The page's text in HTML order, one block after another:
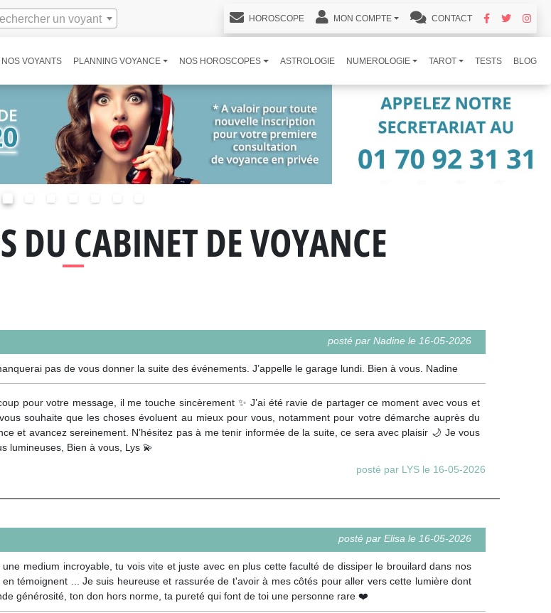
un voyant HOROSCOPE MON COMPTE CONTACT
VOYANTS PLANNING VOYANCE NOS HOROSCOPES ASTROLOGIE NUMEROLOGIE TAROT TESTS BLOG
DU CABINET DE VOYANCE
posté par Nadine le 16-05-2026
pas de vous donner la suite des événements. J’appelle le garage lundi. Bien à vous. Nadine
pour votre message, il me touche sincèrement ✨ J’ai été ravie de partager ce moment avec vous et
souhaite que les choses évoluent au mieux pour vous, notamment pour votre démarche auprès du
et avancez sereinement. N’hésitez pas à me tenir informée de la suite, ce sera avec plaisir 🌙 Je vous
lumineuses, Bien à vous, Lys 💫
posté par LYS le 16-05-2026
posté par Elisa le 16-05-2026
medium incroyable, tu vois vite et juste avec en plus cette faculté de dissiper le brouilard dans nos
témoignent ... Je suis heureuse et rassurée de t'avoir à mes côtés pour aller vers cette lumière dont
générosité, ton don hors norme, ta pureté qui font de toi une personne rare ❤️